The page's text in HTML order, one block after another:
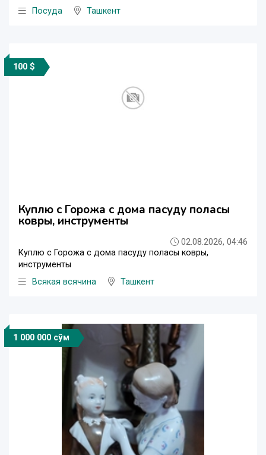
Посуда
Ташкент
100 $
Куплю с Горожа с дома пасуду поласы
ковры, инструменты
02.08.2026, 04:46
Куплю с Горожа с дома пасуду поласы ковры,
инструменты
Всякая всячина
Ташкент
1 000 000 сўм